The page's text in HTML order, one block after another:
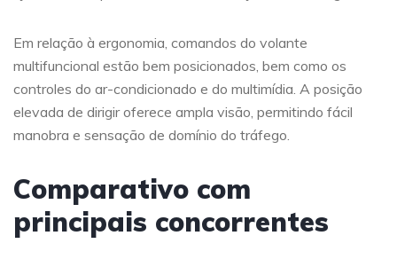
Em relação à ergonomia, comandos do volante
multifuncional estão bem posicionados, bem como os
controles do ar-condicionado e do multimídia. A posição
elevada de dirigir oferece ampla visão, permitindo fácil
manobra e sensação de domínio do tráfego.
Comparativo com
principais concorrentes